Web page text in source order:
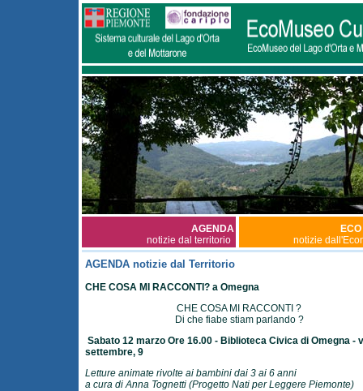
AGENDA
notizie dal territorio
notizie
AGENDA notizie dal Territorio
CHE COSA MI RACCONTI? a Omegna
CHE COSA MI RACCONTI ?
Di che fiabe stiam parlando ?
Sabato 12 marzo Ore 16.00 - Biblioteca Civica di Omegna -
settembre, 9
Letture animate rivolte ai bambini dai 3 ai 6 anni
a cura di Anna Tognetti (Progetto Nati per Leggere Piemonte)